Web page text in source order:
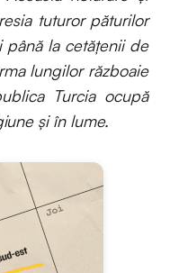
tuturor păturilor
până la cetățenii de
lungilor războaie
Turcia ocupă
și în lume.